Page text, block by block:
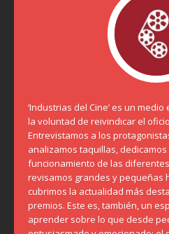
‘Industrias del Cine’ es un
la voluntad de reivindicar el
Entrevistamos a los
analizamos taquillas,
funcionamiento de las
revisamos grandes y pequeñas
cubrimos la actualidad más
premios. Este es, también, un
aprender sobre lo que desde